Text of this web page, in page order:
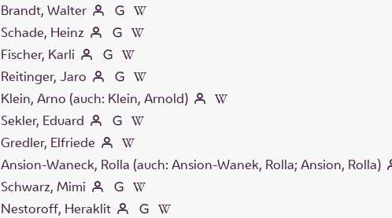
Brandt, Walter
Schade, Heinz
Fischer, Karli
Reitinger, Jaro
Klein, Arno (auch: Klein, Arnold)
Sekler, Eduard
Gredler, Elfriede
Ansion-Waneck, Rolla (auch: Ansion-Wanek, Rolla; Ansion, Rolla)
Schwarz, Mimi
Nestoroff, Heraklit